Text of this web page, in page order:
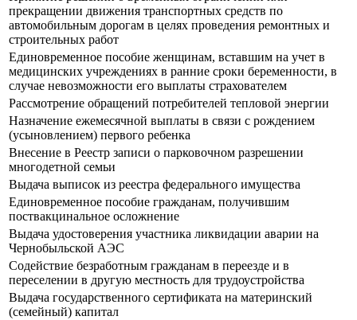
прекращении движения транспортных средств по
автомобильным дорогам в целях проведения ремонтных и
строительных работ
Единовременное пособие женщинам, вставшим на учет в
медицинских учреждениях в ранние сроки беременности, в
случае невозможности его выплаты страхователем
Рассмотрение обращений потребителей тепловой энергии
Назначение ежемесячной выплаты в связи с рождением
(усыновлением) первого ребенка
Внесение в Реестр записи о парковочном разрешении
многодетной семьи
Выдача выписок из реестра федерального имущества
Единовременное пособие гражданам, получившим
поствакцинальное осложнение
Выдача удостоверения участника ликвидации аварии на
Чернобыльской АЭС
Содействие безработным гражданам в переезде и в
переселении в другую местность для трудоустройства
Выдача государственного сертификата на материнский
(семейный) капитал